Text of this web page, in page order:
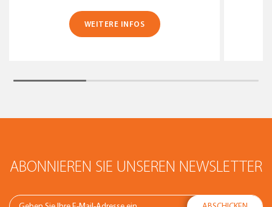
WEITERE INFOS
ABONNIEREN SIE UNSEREN NEWSLETTER